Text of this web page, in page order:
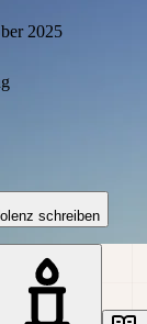
2025
schreiben